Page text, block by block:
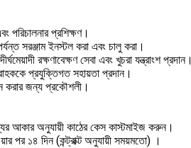
পরিচালনার প্রশিক্ষণ।
সরঞ্জাম ইনস্টল করা এবং চালু করা।
রক্ষণাবেক্ষণ সেবা এবং খুচরা যন্ত্রাংশ প্রদান।
প্রযুক্তিগত সহায়তা প্রদান।
করার জন্য প্রকৌশলী।
আকার অনুযায়ী কাঠের কেস কাস্টমাইজ করুন।
পর ১৪ দিন (কন্ট্রাক্ট অনুযায়ী সময়মতো) ।